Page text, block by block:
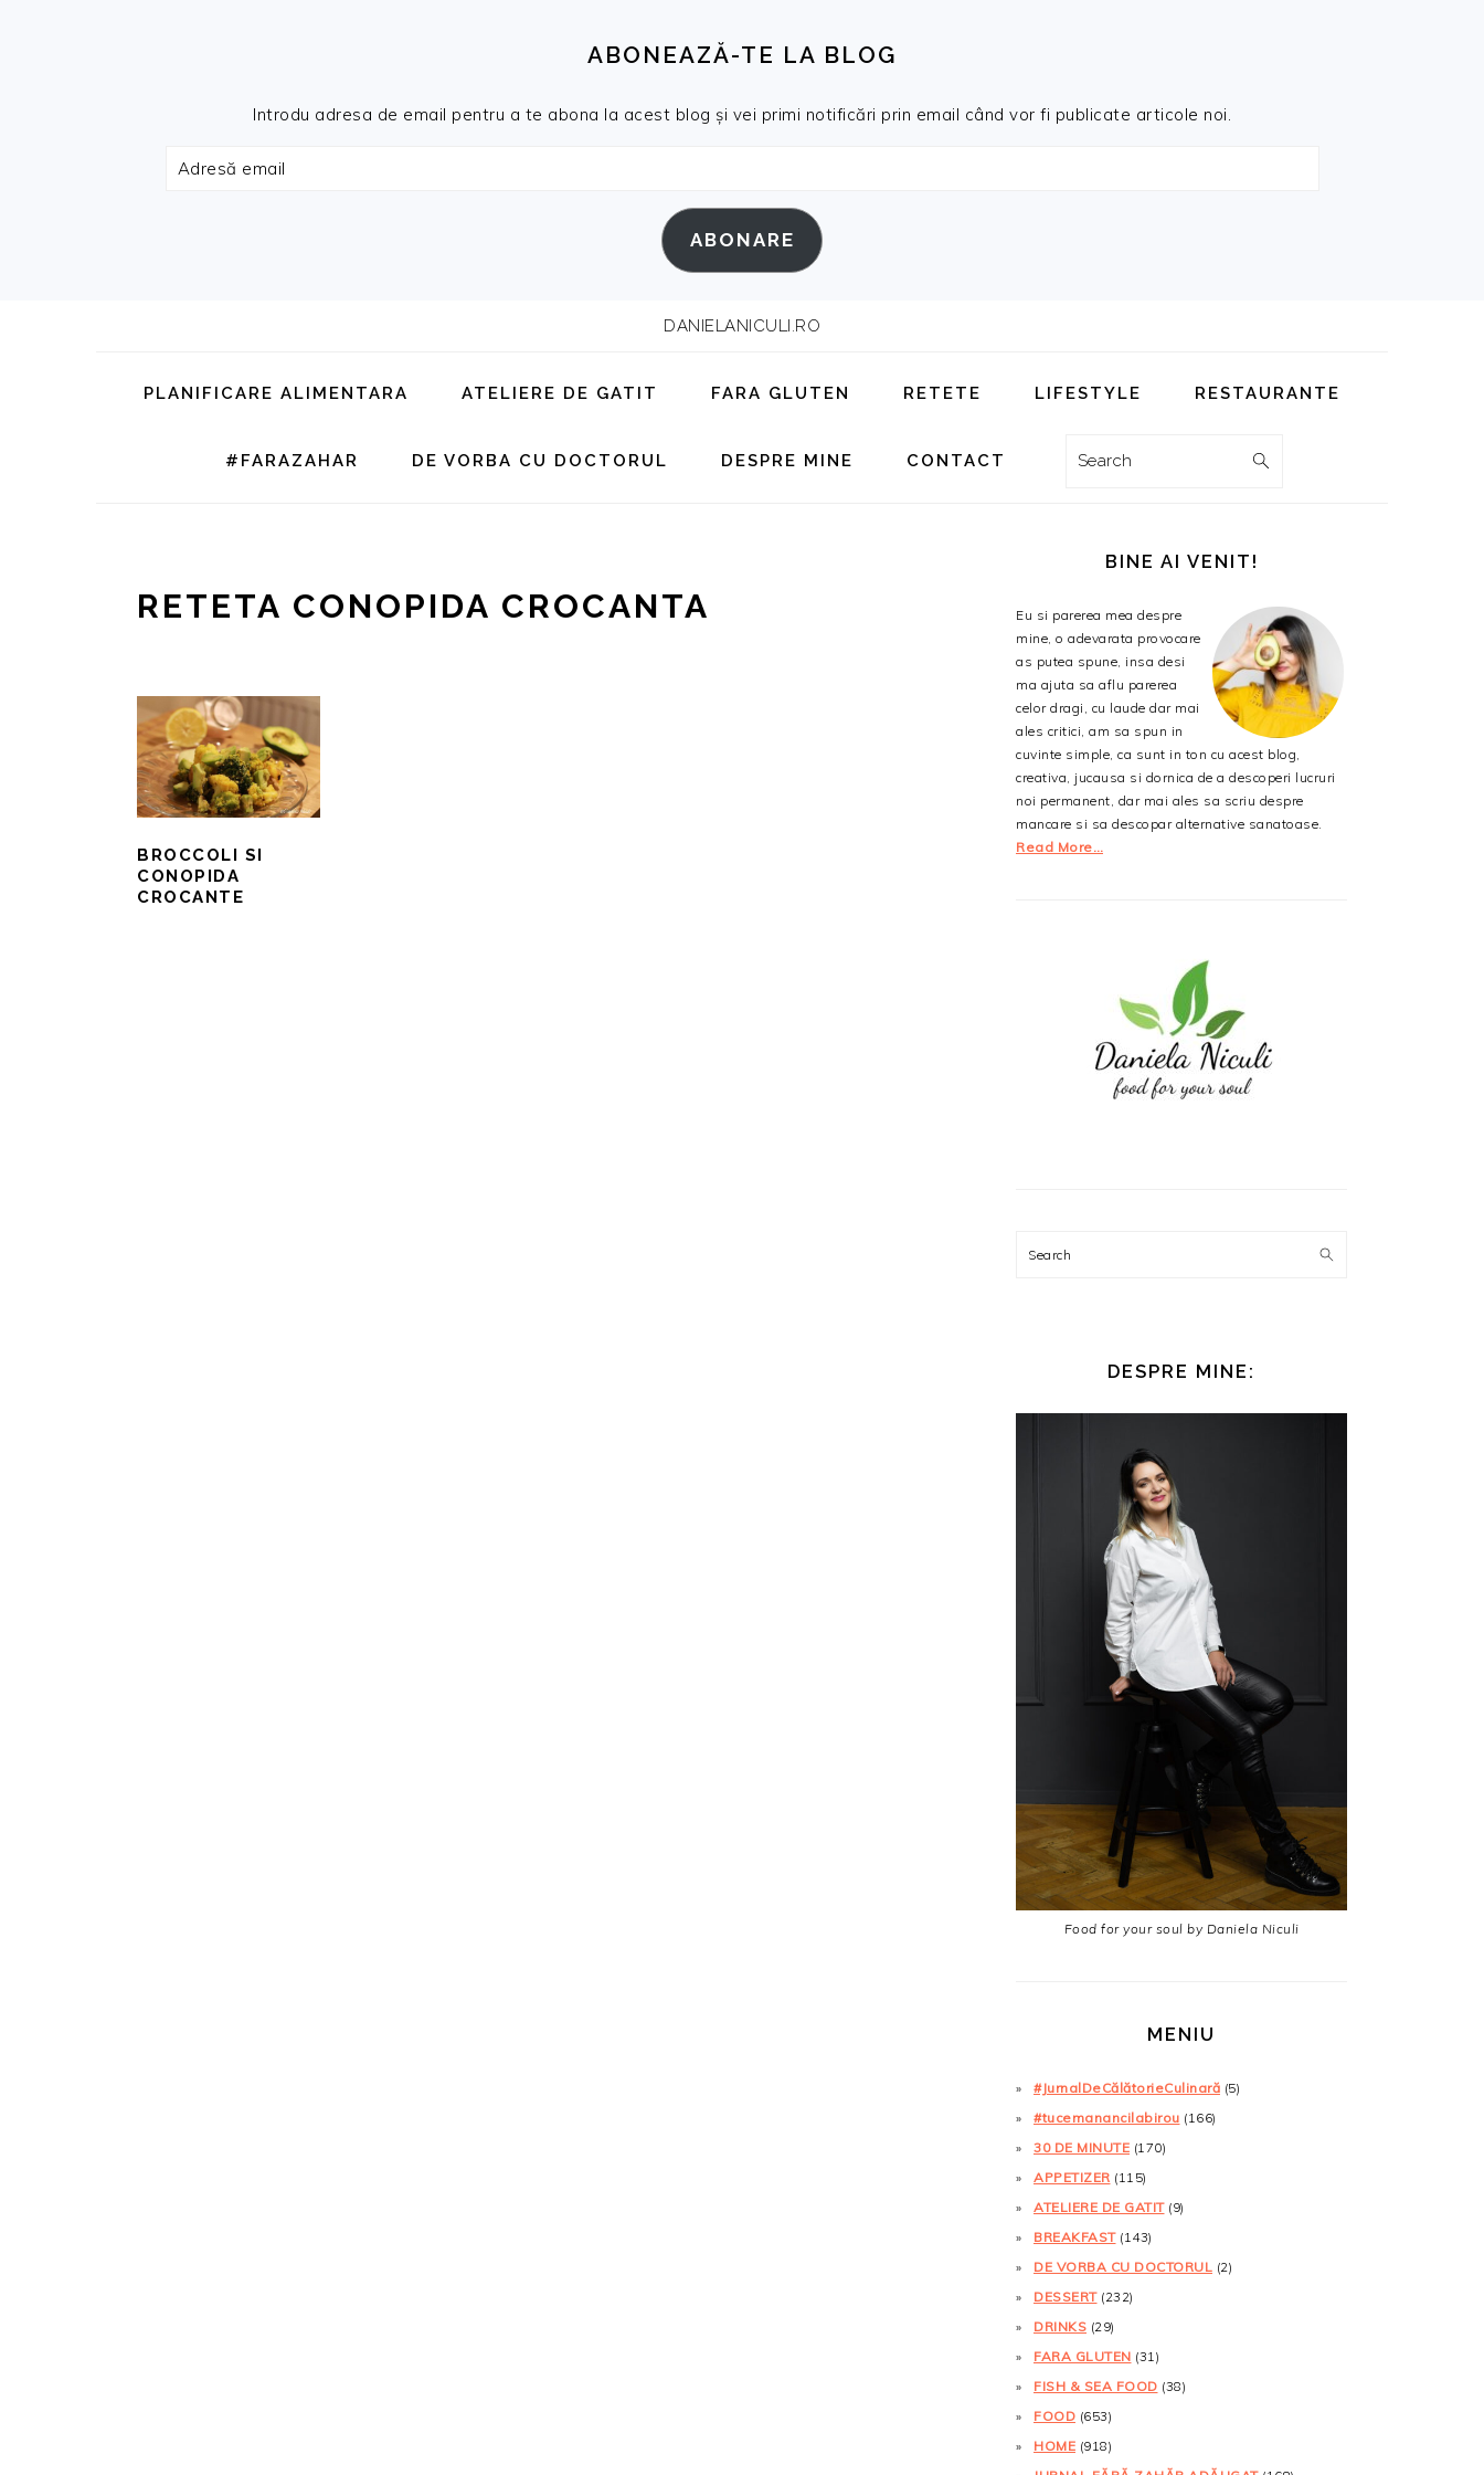
ABONEAZĂ-TE LA BLOG
Introdu adresa de email pentru a te abona la acest blog și vei primi notificări prin email când vor fi publicate articole noi.
Adresă
ABONARE
DANIELANICULI.RO
PLANIFICARE ALIMENTARA ATELIERE DE GATIT FARA GLUTEN RETETE LIFESTYLE RESTAURANTE
#FARAZAHAR DE VORBA CU DOCTORUL DESPRE MINE CONTACT Search
RETETA CONOPIDA CROCANTA
BROCCOLI SI
CONOPIDA
CROCANTE
PRINCIPALĂBINE AI VENIT!
Eu si parerea mea despre
mine, o adevarata provocare
as putea spune, insa desi
ma ajuta sa aflu parerea
celor dragi, cu laude dar mai
ales critici, am sa spun in
cuvinte simple, ca sunt in ton cu acest blog,
creativa, jucausa si dornica de a descoperi lucruri
noi permanent, dar mai ales sa scriu despre
mancare si sa descopar alternative sanatoase.
Read More…
Search
DESPRE MINE:
Food for your soul by Daniela Niculi
MENIU
#JurnalDeCălătorieCulinară (5)
#tucemanancilabirou (166)
30 DE MINUTE (170)
APPETIZER (115)
ATELIERE DE GATIT(9)
BREAKFAST(143)
DE VORBA CU DOCTORUL (2)
DESSERT(232)
DRINKS (29)
FARA GLUTEN (31)
FISH & SEA FOOD (38)
FOOD (653)
HOME (918)